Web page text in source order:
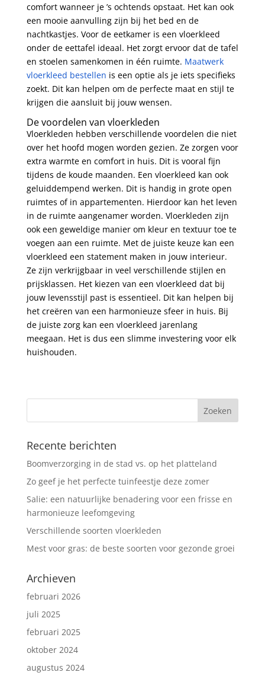
comfort wanneer je ’s ochtends opstaat. Het kan ook
een mooie aanvulling zijn bij het bed en de
nachtkastjes. Voor de eetkamer is een vloerkleed
onder de eettafel ideaal. Het zorgt ervoor dat de tafel
en stoelen samenkomen in één ruimte. Maatwerk
vloerkleed bestellen is een optie als je iets specifieks
zoekt. Dit kan helpen om de perfecte maat en stijl te
krijgen die aansluit bij jouw wensen.
De voordelen van vloerkleden
Vloerkleden hebben verschillende voordelen die niet
over het hoofd mogen worden gezien. Ze zorgen voor
extra warmte en comfort in huis. Dit is vooral fijn
tijdens de koude maanden. Een vloerkleed kan ook
geluiddempend werken. Dit is handig in grote open
ruimtes of in appartementen. Hierdoor kan het leven
in de ruimte aangenamer worden. Vloerkleden zijn
ook een geweldige manier om kleur en textuur toe te
voegen aan een ruimte. Met de juiste keuze kan een
vloerkleed een statement maken in jouw interieur.
Ze zijn verkrijgbaar in veel verschillende stijlen en
prijsklassen. Het kiezen van een vloerkleed dat bij
jouw levensstijl past is essentieel. Dit kan helpen bij
het creëren van een harmonieuze sfeer in huis. Bij
de juiste zorg kan een vloerkleed jarenlang
meegaan. Het is dus een slimme investering voor elk
huishouden.
Recente berichten
Boomverzorging in de stad vs. op het platteland
Zo geef je het perfecte tuinfeestje deze zomer
Salie: een natuurlijke benadering voor een frisse en
harmonieuze leefomgeving
Verschillende soorten vloerkleden
Mest voor gras: de beste soorten voor gezonde groei
Archieven
februari 2026
juli 2025
februari 2025
oktober 2024
augustus 2024